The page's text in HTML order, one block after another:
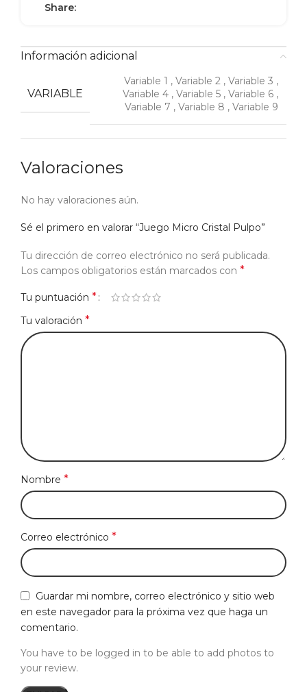
Share:
Información adicional
VARIABLE
Variable 1 , Variable 2 , Variable 3 ,
Variable 4 , Variable 5 , Variable 6 ,
Variable 7 , Variable 8 , Variable 9
Valoraciones
No hay valoraciones aún.
Sé el primero en valorar “Juego Micro Cristal Pulpo”
Tu dirección de correo electrónico no será publicada.
Los campos obligatorios están marcados con *
Tu puntuación *
Tu valoración *
Nombre *
Correo electrónico *
Guardar mi nombre, correo electrónico y sitio web
en este navegador para la próxima vez que haga un
comentario.
You have to be logged in to be able to add photos to
your review.